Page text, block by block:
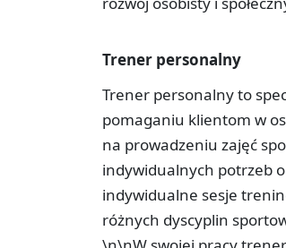
Trener personalny
Trener personalny to
pomaganiu klientom w
na prowadzeniu zajęć
indywidualnych potrzeb
indywidualne sesje
różnych dyscyplin